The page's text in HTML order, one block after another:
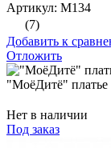
Артикул: М134
(7)
Добавить к
Отложить
"МоёДитё" платье
Нет в наличии
Под заказ